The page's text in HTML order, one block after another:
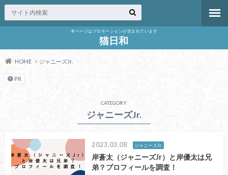
本ページはプロモーションが含まれています
猫日和
HOME ジャニーズJr.
PR
CATEGORY
ジャニーズJr.
2023.03.08 ジャニーズJr.
岸蒼太（ジャニーズJr）と岸優太は兄
弟？プロフィールを調査！